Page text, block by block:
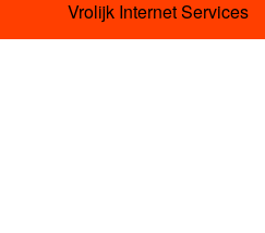
Vrolijk Internet Services